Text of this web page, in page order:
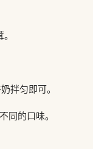
拌匀即可。
同的口味。